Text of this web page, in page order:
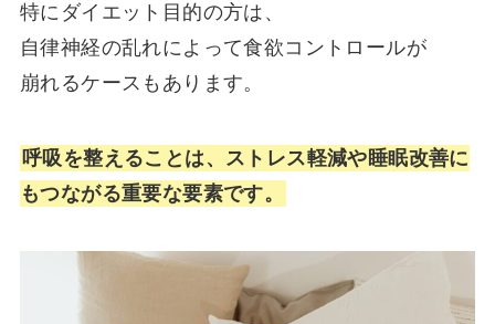
特にダイエット目的の方は、
自律神経の乱れによって食欲コントロールが
崩れるケースもあります。
呼吸を整えることは、ストレス軽減や睡眠改善に
もつながる重要な要素です。